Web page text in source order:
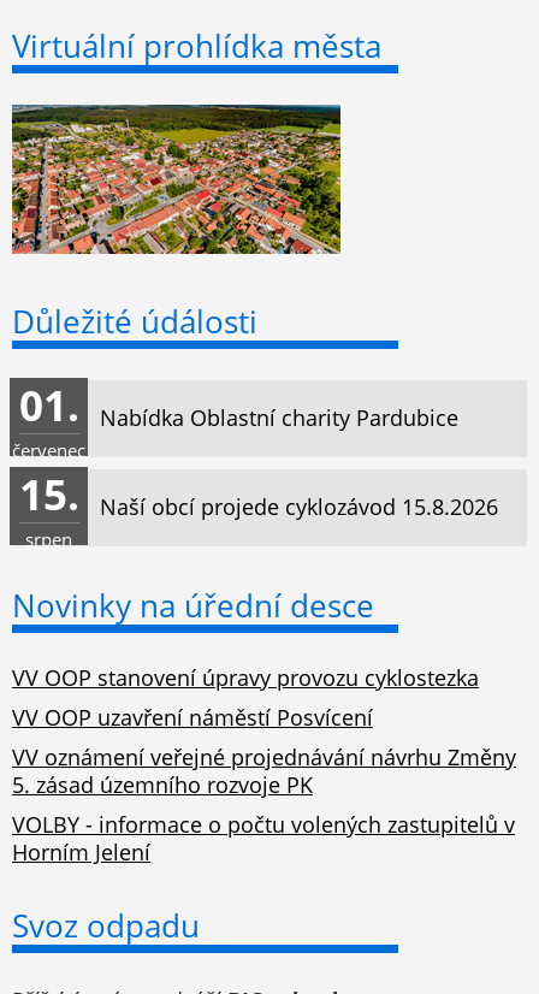
Virtuální prohlídka města
Důležité údálosti
Nabídka Oblastní charity Pardubice
01.
červenec
Naší obcí projede cyklozávod 15.8.2026
15.
srpen
Novinky na úřední desce
VV OOP stanovení úpravy provozu cyklostezka
VV OOP uzavření náměstí Posvícení
VV oznámení veřejné projednávání návrhu Změny
5. zásad územního rozvoje PK
VOLBY - informace o počtu volených zastupitelů v
Horním Jelení
Svoz odpadu